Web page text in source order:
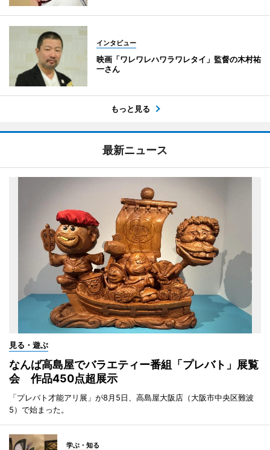
インタビュー
映画「ワレワレハワラワレタイ」監督の木村祐
一さん
もっと見る
最新ニュース
見る・遊ぶ
なんば高島屋でバラエティー番組「プレバト」展覧
会 作品450点超展示
「プレバト才能アリ展」が8月5日、高島屋大阪店（大阪市中央区難波
5）で始まった。
学ぶ・知る